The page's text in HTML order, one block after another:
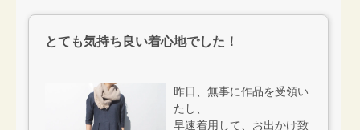
とても気持ち良い着心地でした！
昨日、無事に作品を受領い
たし、
早速着用して、お出かけ致